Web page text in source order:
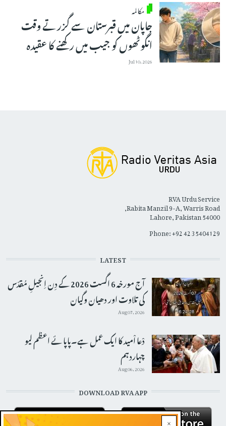
مکالمہ
جاپان میں قبرستان سے گزرتے وقت
انگوٹھوں کو جیب میں رکھنے کا عقیدہ
Jul 10, 2026
×
RVA Urdu Service
Rabita Manzil 9-A, Warris Road,
Lahore, Pakistan 54000
Phone: +92 42 35404129
LATEST
آج مورخہ 6 اگست 2026 کے دِن اِنجیلِ مُقدّس
کی تلاوت اور دھیان وگیان
Aug 07, 2026
دْعا اْمید کا ایک عمل ہے۔پاپائے اعظم لیو
چہاردہم
Aug 06, 2026
DOWNLOAD RVA APP